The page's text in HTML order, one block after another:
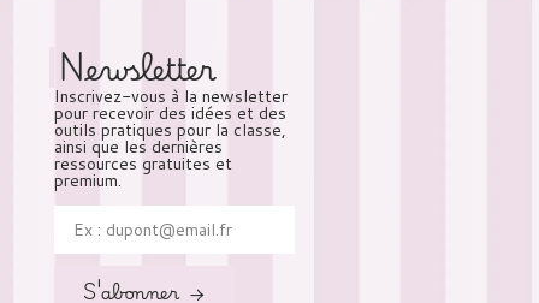
Newsletter
Inscrivez-vous à la newsletter
pour recevoir des idées et des
outils pratiques pour la classe,
ainsi que les dernières
ressources gratuites et
premium.
S'abonner →